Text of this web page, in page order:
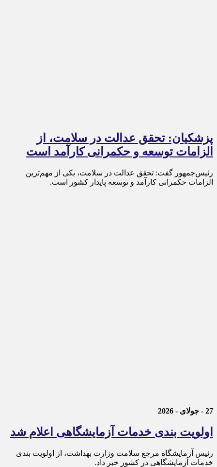
پزشکیان: تحقق عدالت در سلامت، از
الزامات توسعه و حکمرانی کارآمد است
رئیس‌جمهور گفت: تحقق عدالت در سلامت، یکی از مهم‌ترین
الزامات حکمرانی کارآمد و توسعه پایدار کشور است.
27 - جولای - 2026
اولویت بندی خدمات آزمایشگاهی اعلام شد
رئیس آزمایشگاه مرجع سلامت وزارت بهداشت، از اولویت بندی
خدمات آزمایشگاهی در کشور خبر داد.